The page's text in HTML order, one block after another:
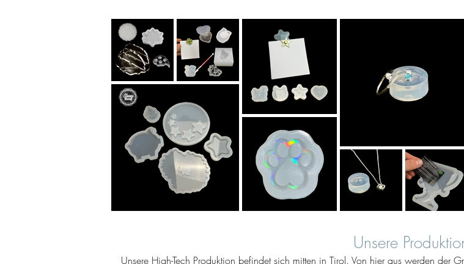
Unsere
Unsere High-Tech Produktion befindet sich mitten in Tirol. Von hier aus werden der